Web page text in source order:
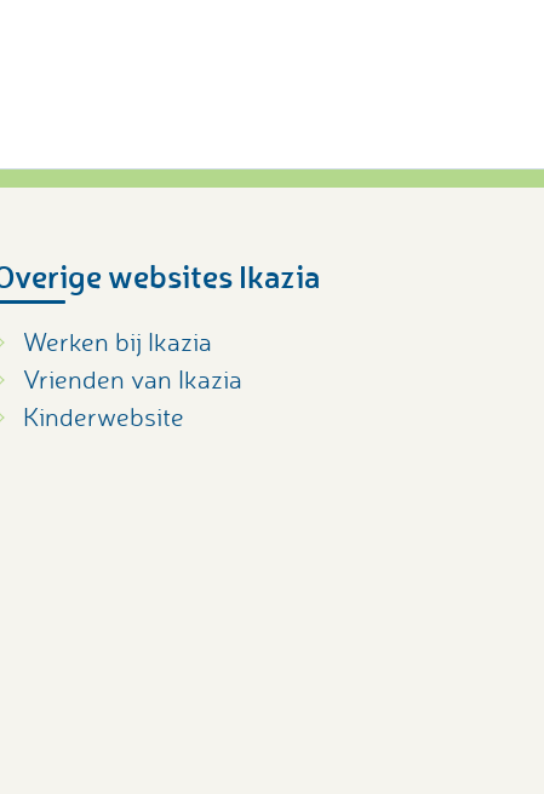
websites Ikazia
Werken bij Ikazia
Vrienden van Ikazia
Kinderwebsite